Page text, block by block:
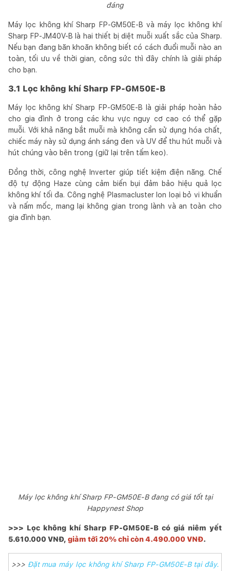
đáng
Máy lọc không khí Sharp FP-GM50E-B và máy lọc không khí
Sharp FP-JM40V-B là hai thiết bị diệt muỗi xuất sắc của Sharp.
Nếu bạn đang băn khoăn không biết có cách đuổi muỗi nào an
toàn, tối ưu về thời gian, công sức thì đây chính là giải pháp
cho bạn.
3.1 Lọc không khí Sharp FP-GM50E-B
Máy lọc không khí Sharp FP-GM50E-B là giải pháp hoàn hảo
cho gia đình ở trong các khu vực nguy cơ cao có thể gặp
muỗi. Với khả năng bắt muỗi mà không cần sử dụng hóa chất,
chiếc máy này sử dụng ánh sáng đen và UV để thu hút muỗi và
hút chúng vào bên trong (giữ lại trên tấm keo).
Đồng thời, công nghệ Inverter giúp tiết kiệm điện năng. Chế
độ tự động Haze cùng cảm biến bụi đảm bảo hiệu quả lọc
không khí tối đa. Công nghệ Plasmacluster Ion loại bỏ vi khuẩn
và nấm mốc, mang lại không gian trong lành và an toàn cho
gia đình bạn.
Máy lọc không khí Sharp FP-GM50E-B đang có giá tốt tại
Happynest Shop
>>> Lọc không khí Sharp FP-GM50E-B có giá niêm yết
5.610.000 VNĐ, giảm tới 20% chỉ còn 4.490.000 VNĐ.
>>> Đặt mua máy lọc không khí Sharp FP-GM50E-B tại đây.